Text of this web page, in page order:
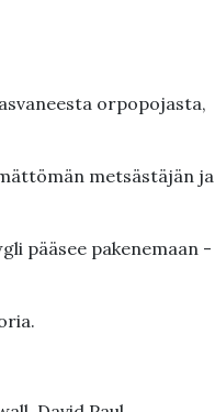
orpopojasta,
metsästäjän ja
pääsee pakenemaan -